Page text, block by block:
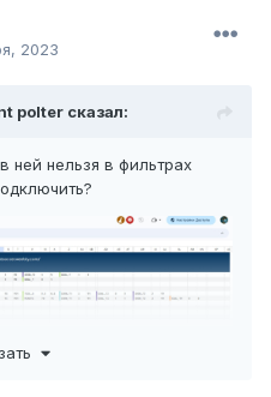
2023
polter сказал:
ней нельзя в фильтрах